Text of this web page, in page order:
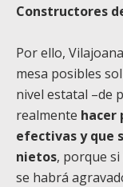
Constructores
Por ello,
mesa posibles
nivel estatal –de
realmente hacer
efectivas y que
nietos, porque
se habrá